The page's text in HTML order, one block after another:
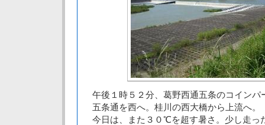
午後１時５２分、葛野西通五条のコインパ
五条通を西へ。桂川の西大橋から上流へ。
今日は、また３０℃を超す暑さ。少し走っ